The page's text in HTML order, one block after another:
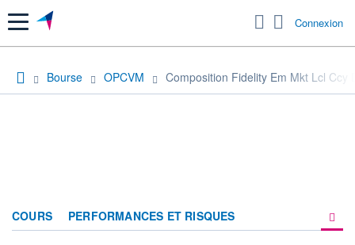
Menu Connexion
Bourse OPCVM Composition Fidelity Em Mkt Lcl Ccy
COURS PERFORMANCES ET RISQUES